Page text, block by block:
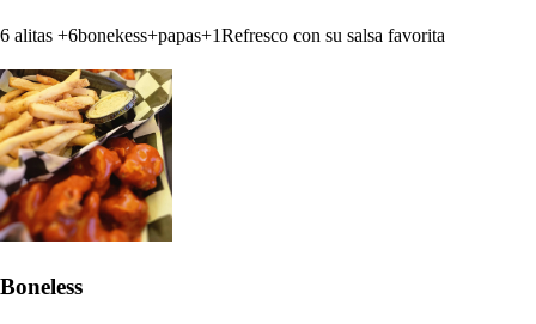
6 alitas +6bonekess+papas+1Refresco con su salsa favorita
Boneless